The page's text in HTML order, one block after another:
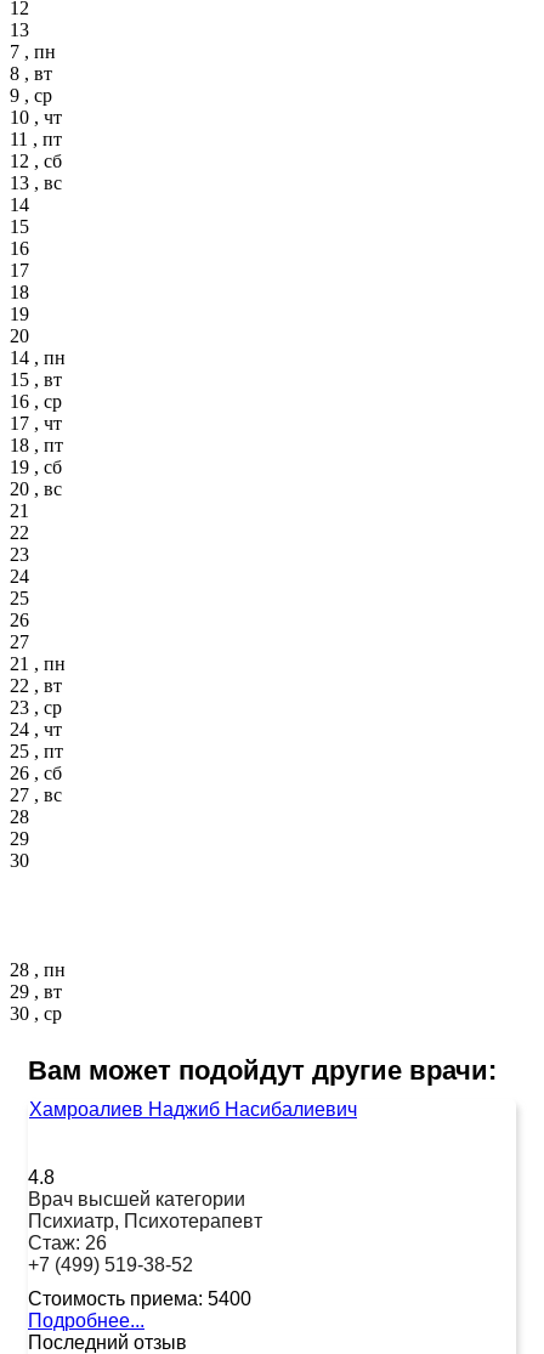
12
13
7 , пн
8 , вт
9 , ср
10 , чт
11 , пт
12 , сб
13 , вс
14
15
16
17
18
19
20
14 , пн
15 , вт
16 , ср
17 , чт
18 , пт
19 , сб
20 , вс
21
22
23
24
25
26
27
21 , пн
22 , вт
23 , ср
24 , чт
25 , пт
26 , сб
27 , вс
28
29
30
28 , пн
29 , вт
30 , ср
Вам может подойдут другие врачи:
Хамроалиев Наджиб Насибалиевич
4.8
Врач высшей категории
Психиатр, Психотерапевт
Стаж: 26
+7 (499) 519-38-52
Стоимость приема: 5400
Подробнее...
Последний отзыв